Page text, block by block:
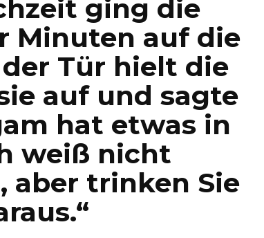
ging die
Minuten auf die
Tür hielt die
auf und sagte
hat etwas in
weiß nicht
aber trinken Sie